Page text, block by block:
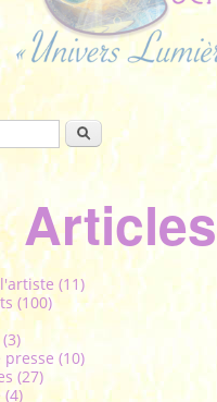
de recherche
Rechercher
Articles
(11)
(100)
(10)
(27)